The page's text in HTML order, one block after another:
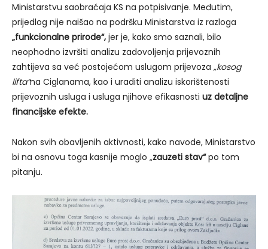
Ministarstvu saobraćaja KS na potpisivanje. Međutim,
prijedlog nije naišao na podršku Ministarstva iz razloga
„funkcionalne prirode“, jer je, kako smo saznali, bilo
neophodno izvršiti analizu zadovoljenja prijevoznih
zahtijeva sa već postojećom uslugom prijevoza „kosog
lifta“na Ciglanama, kao i uraditi analizu iskorištenosti
prijevoznih usluga i usluga njihove efikasnosti uz detaljne
financijske efekte.
Nakon svih obavljenih aktivnosti, kako navode, Ministarstvo
bi na osnovu toga kasnije moglo „zauzeti stav“po tom
pitanju.